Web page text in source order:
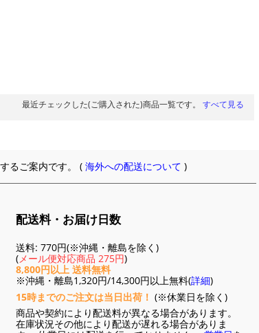
最近チェックした(ご購入された)商品一覧です。 すべて見る
るご案内です。 (海外への配送について )
配送料・お届け日数
送料: 770円(※沖縄・離島を除く)
(メール便対応商品 275円)
8,800円以上 送料無料
※沖縄・離島1,320円/14,300円以上無料(詳細)
15時までのご注文は当日出荷！ (※休業日を除く)
商品や契約により配送料が異なる場合があります。
在庫状況その他により配送が遅れる場合がありま